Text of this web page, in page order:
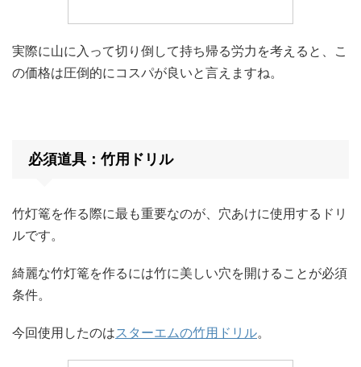
実際に山に入って切り倒して持ち帰る労力を考えると、こ
の価格は圧倒的にコスパが良いと言えますね。
必須道具：竹用ドリル
竹灯篭を作る際に最も重要なのが、穴あけに使用するドリ
ルです。
綺麗な竹灯篭を作るには竹に美しい穴を開けることが必須
条件。
今回使用したのはスターエムの竹用ドリル。